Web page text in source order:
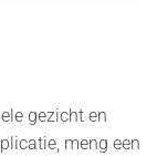
gezicht en
meng een